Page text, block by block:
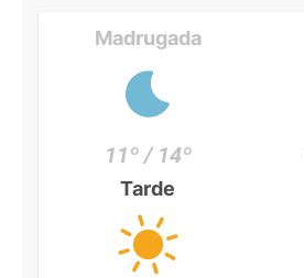
Madrugada
11º / 14º
Tarde